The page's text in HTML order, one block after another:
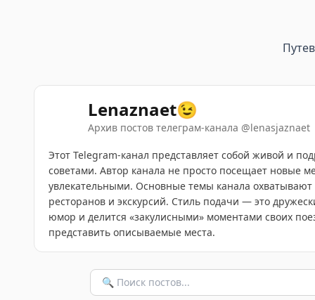
Lenaznaet😉
Архив постов телеграм-канала @lenasjaznaet
Этот Telegram-канал представляет собой живой и
советами. Автор канала не просто посещает новые
увлекательными. Основные темы канала
ресторанов и экскурсий. Стиль подачи — это
юмор и делится «закулисными» моментами своих
представить описываемые места.